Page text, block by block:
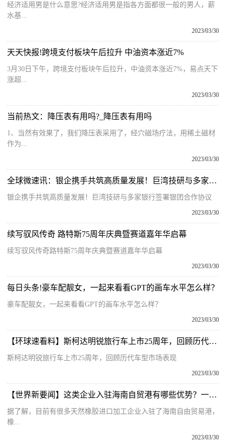
经济适用男是什么意思?经济适用男是指各方面都很一般的男人，薪
水基...
2023/03/30
天天快报!跨境支付板块午后拉升 中油资本涨近7%
3月30日下午，跨境支付板块午后拉升，中油资本涨近7%，易点天下
涨超...
2023/03/30
当前热文：降压表有用吗?_降压表有用吗
1、当然有效果了，我们降压表采用了，经穴磁场疗法，用稀土磁材
作为...
2023/03/30
全球微速讯：银企携手共筑高质量发展！巨湾技研与多家银行签署银团合作协议
银企携手共筑高质量发展！巨湾技研与多家银行签署银团合作协议
2023/03/30
续写驭风传奇 路特斯75周年庆典暨赛道嘉年华启幕
续写驭风传奇路特斯75周年庆典暨赛道嘉年华启幕
2023/03/30
每日头条!豪车配靓女，一起来看看GPT的画车水平怎么样？
豪车配靓女，一起来看看GPT的画车水平怎么样？
2023/03/30
【环球速看料】斯柯达明锐旅行车上市25周年，回顾历代车型市场表现
斯柯达明锐旅行车上市25周年，回顾历代车型市场表现
2023/03/30
【世界新要闻】这类企业入驻海南自贸港有哪些优势？一起来看！
据了解，目前有很多天然橡胶进口加工企业入驻了海南自由贸易港，
橡...
2023/03/30